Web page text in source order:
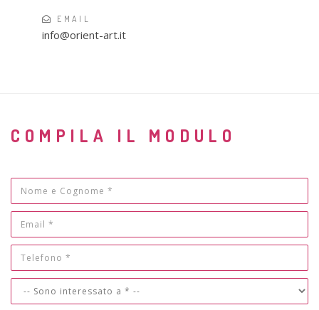
EMAIL
info@orient-art.it
COMPILA IL MODULO